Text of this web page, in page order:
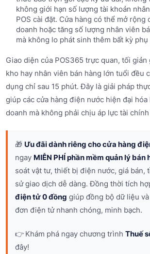
không giới hạn số lượng tài khoản
POS cài đặt. Cửa hàng có thể mở rộng
doanh hoặc tăng số lượng nhân viên
mà không lo phát sinh thêm bất kỳ phụ
Giao diện của POS365 trực quan, tối giản
kho hay nhân viên bán hàng lớn tuổi đều
dụng chỉ sau 15 phút. Đây là giải pháp
giúp các cửa hàng điện nước hiện đại
doanh mà không phải chịu áp lực tài
🎁 Ưu đãi dành riêng cho cửa hàng
ngay MIỄN PHÍ phần mềm quản lý bán
soát vật tư, thiết bị điện nước, giá bán,
sử giao dịch dễ dàng. Đồng thời tích
điện tử 0 đồng giúp đồng bộ dữ liệu
đơn điện tử nhanh chóng, minh bạch.
👉 Khám phá ngay chương trình Thuế
đây!